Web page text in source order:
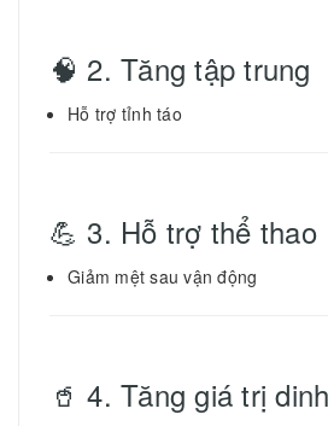
🧠 2. Tăng tập trung
Hỗ trợ tỉnh táo
💪 3. Hỗ trợ thể thao
Giảm mệt sau vận động
🥤 4. Tăng giá trị